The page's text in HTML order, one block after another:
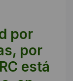
por
por
está